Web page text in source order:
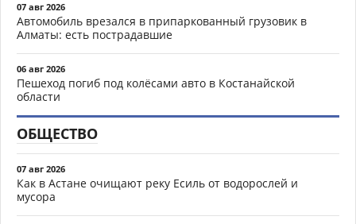
07 авг 2026
Автомобиль врезался в припаркованный грузовик в
Алматы: есть пострадавшие
06 авг 2026
Пешеход погиб под колёсами авто в Костанайской
области
ОБЩЕСТВО
07 авг 2026
Как в Астане очищают реку Есиль от водорослей и
мусора